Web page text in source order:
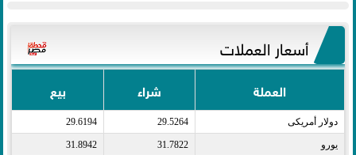
أسعار العملات
العملة شراء بيع
دولار أمريكى​ 29.5264
29.6194
يورو​ 31.7822
31.8942